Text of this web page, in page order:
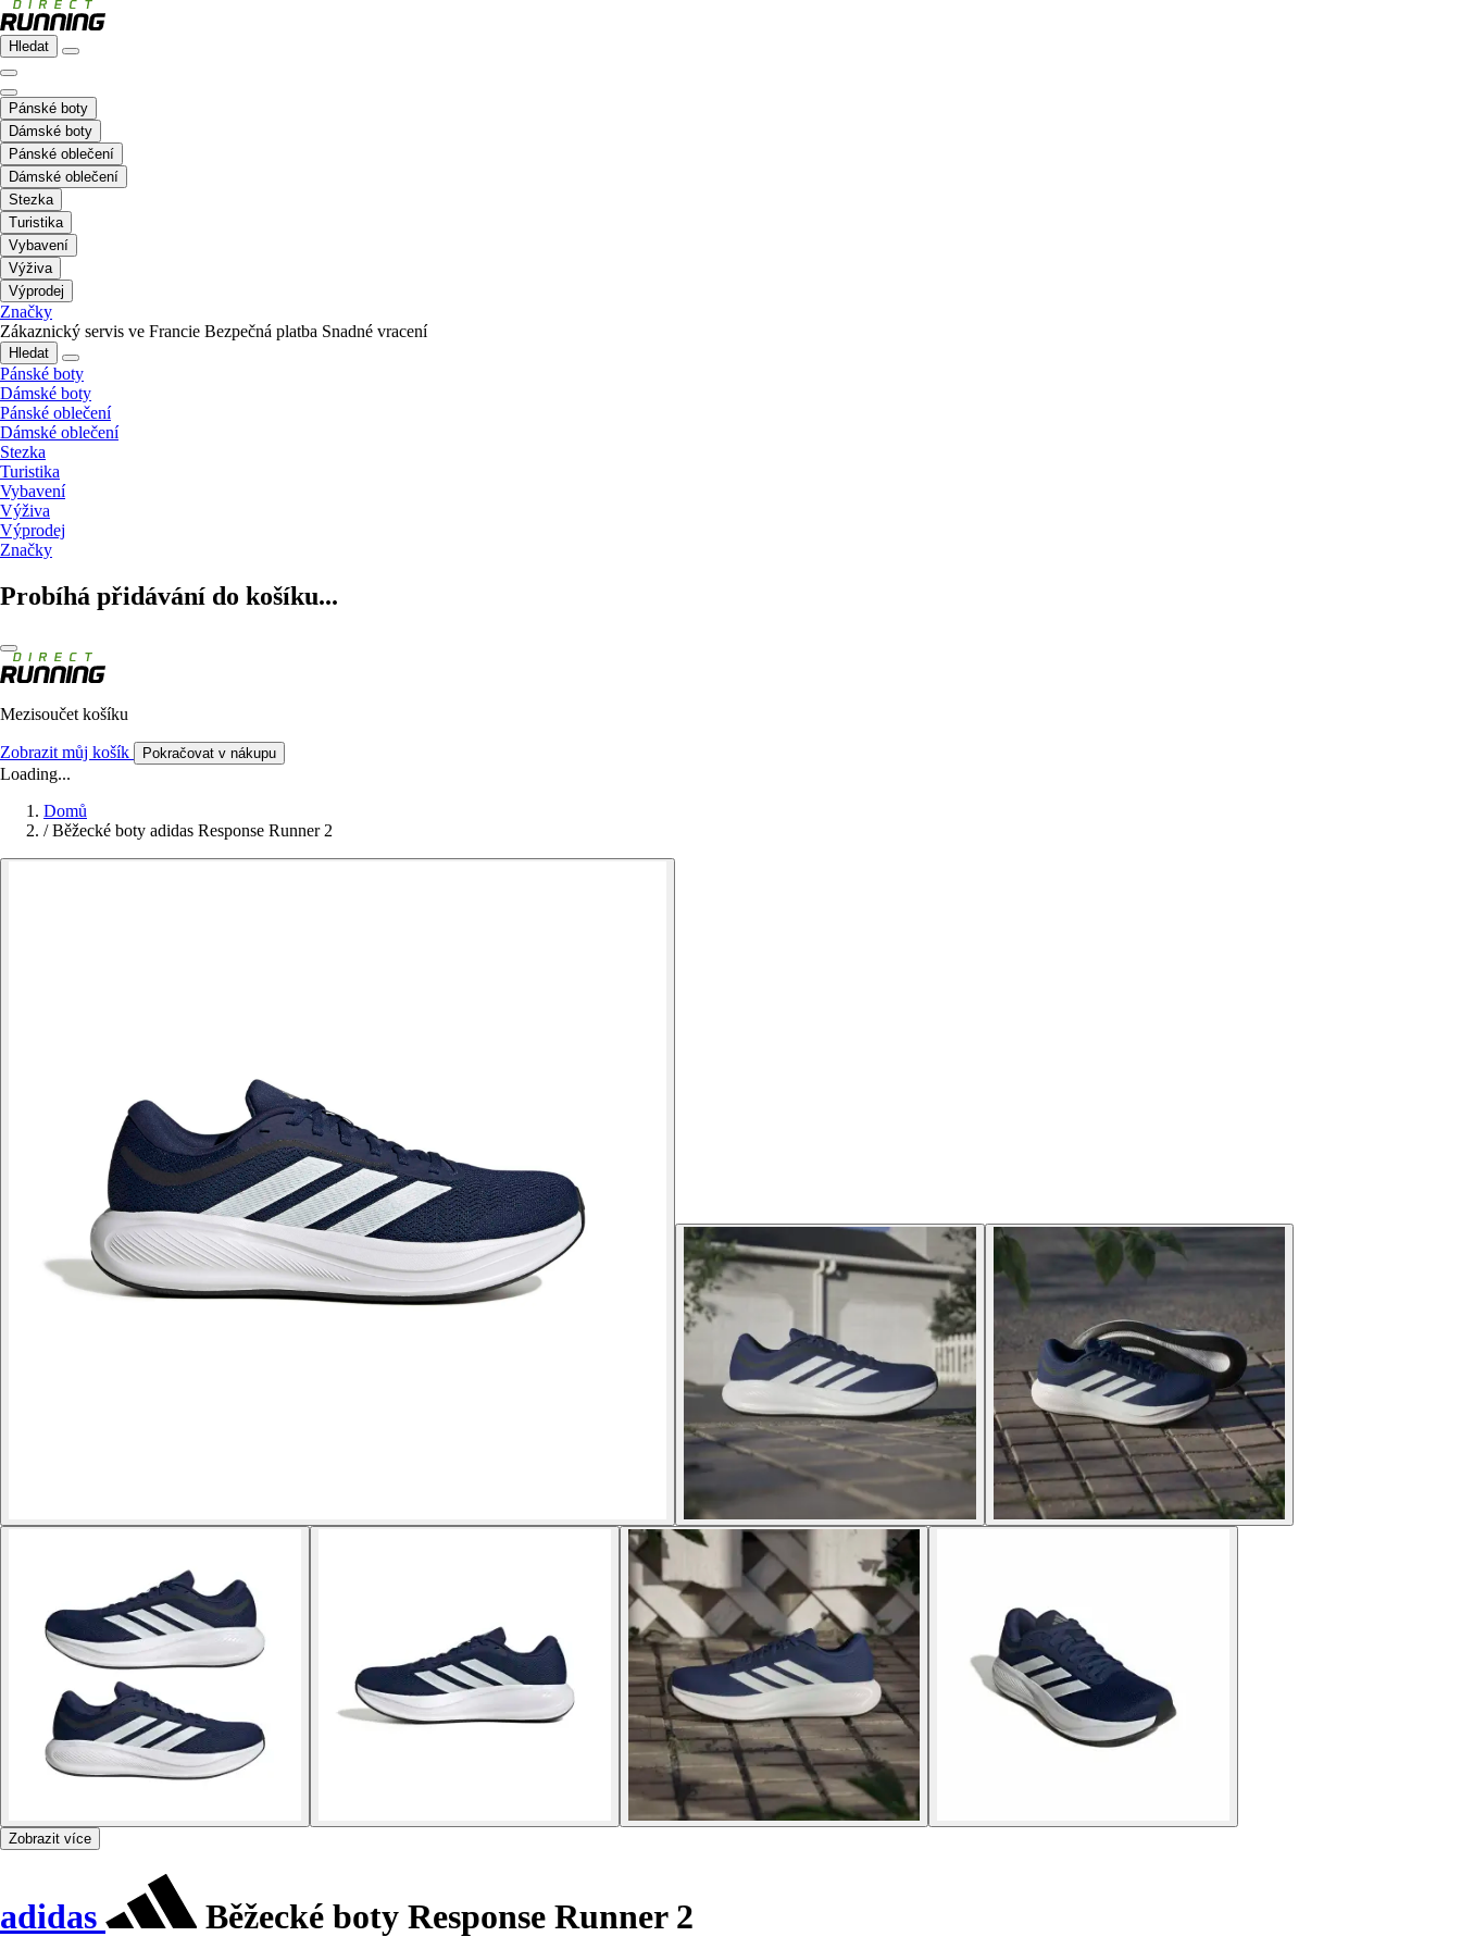
Hledat
Pánské boty
Dámské boty
Pánské oblečení
Dámské oblečení
Stezka
Turistika
Vybavení
Výživa
Výprodej
Značky
Zákaznický servis ve Francie Bezpečná platba Snadné vracení
Hledat
Pánské boty
Dámské boty
Pánské oblečení
Dámské oblečení
Stezka
Turistika
Vybavení
Výživa
Výprodej
Značky
Probíhá přidávání do košíku...
Mezisoučet košíku
Zobrazit můj košík Pokračovat v nákupu
Loading...
Domů
/ Běžecké boty adidas Response Runner 2
Zobrazit více
adidas Běžecké boty Response Runner 2